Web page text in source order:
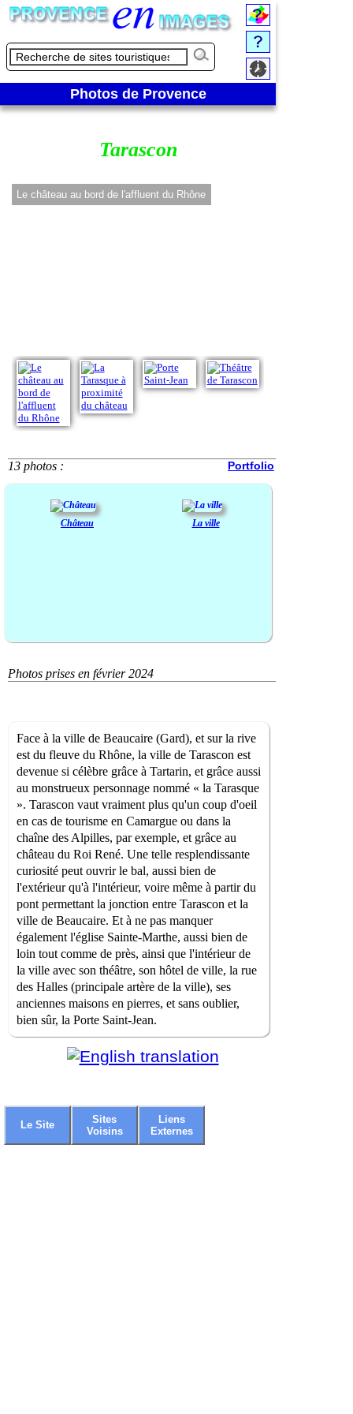
Photos de Provence
Tarascon
Le château au bord de l'affluent du Rhône
13 photos : Portfolio
Château La ville
Photos prises en février 2024
Face à la ville de Beaucaire (Gard), et sur la rive
est du fleuve du Rhône, la ville de Tarascon est
devenue si célèbre grâce à Tartarin, et grâce aussi
au monstrueux personnage nommé « la Tarasque
». Tarascon vaut vraiment plus qu'un coup d'oeil
en cas de tourisme en Camargue ou dans la
chaîne des Alpilles, par exemple, et grâce au
château du Roi René. Une telle resplendissante
curiosité peut ouvrir le bal, aussi bien de
l'extérieur qu'à l'intérieur, voire même à partir du
pont permettant la jonction entre Tarascon et la
ville de Beaucaire. Et à ne pas manquer
également l'église Sainte-Marthe, aussi bien de
loin tout comme de près, ainsi que l'intérieur de
la ville avec son théâtre, son hôtel de ville, la rue
des Halles (principale artère de la ville), ses
anciennes maisons en pierres, et sans oublier,
bien sûr, la Porte Saint-Jean.
Le Site
Sites
Voisins
Liens
Externes